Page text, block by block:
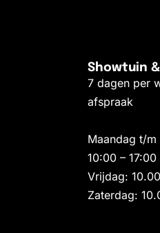
Showtuin &
7 dagen per
afspraak
Maandag t/
10:00 – 17:00
Vrijdag:
Zaterdag: